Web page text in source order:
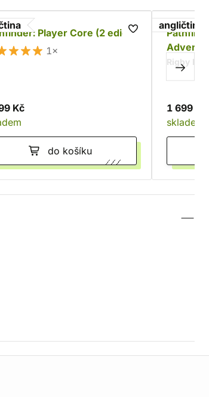
Player Core (2 edice)
1×
Kč
do košíku
angličtina
Rigby
1 699 Kč
skladem